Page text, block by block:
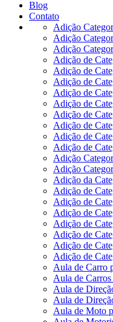
Blog
Contato
Adição
Adição
Adição
Adição de
Adição de
Adição de
Adição de
Adição de
Adição de
Adição de
Adição de
Adição de
Adição
Adição
Adição da
Adição de
Adição de
Adição de
Adição de
Adição de
Adição de
Adição de
Aula de Carro
Aula de
Aula de
Aula de
Aula de Moto